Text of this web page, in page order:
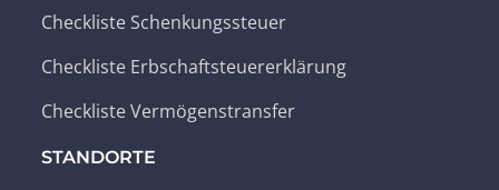
Checkliste Schenkungssteuer
Checkliste Erbschaftsteuererklärung
Checkliste Vermögenstransfer
STANDORTE